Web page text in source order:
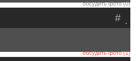
обсудить фото (0)
.
#
обсудить фото (1)